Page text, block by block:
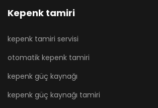
Kepenk tamiri
kepenk tamiri servisi
otomatik kepenk tamiri
kepenk güç kaynağı
kepenk güç kaynağı tamiri